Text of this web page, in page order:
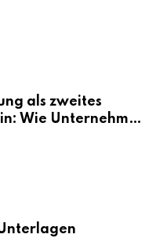
als zweites
Wie Unternehmen